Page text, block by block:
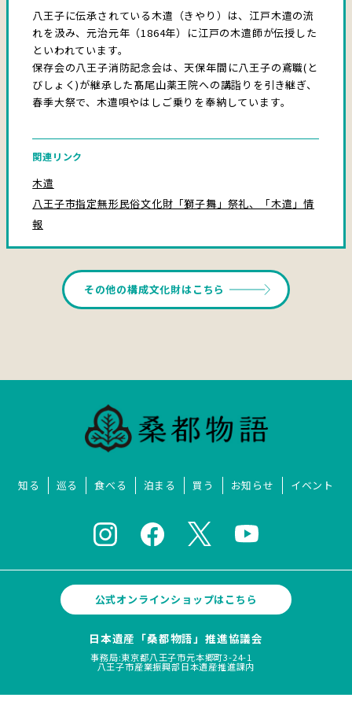
八王子に伝承されている木遣（きやり）は、江戸木遣の流
れを汲み、元治元年（1864年）に江戸の木遣師が伝授した
といわれています。
保存会の八王子消防記念会は、天保年間に八王子の鳶職(と
びしょく)が継承した髙尾山薬王院への講詣りを引き継ぎ、
春季大祭で、木遣唄やはしご乗りを奉納しています。
関連リンク
木遣
八王子市指定無形民俗文化財「獅子舞」祭礼、「木遣」情
報
その他の構成文化財はこちら
知る 巡る 食べる 泊まる 買う お知らせ イベント
公式オンラインショップはこちら
日本遺産「桑都物語」推進協議会
事務局:東京都八王子市元本郷町3-24-1
八王子市産業振興部日本遺産推進課内